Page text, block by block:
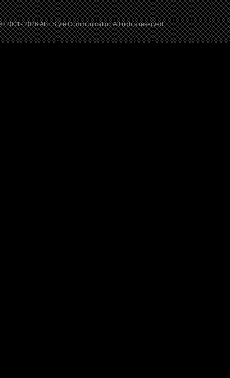
© 2001- 2026 Afro Style Communication All rights reserved.